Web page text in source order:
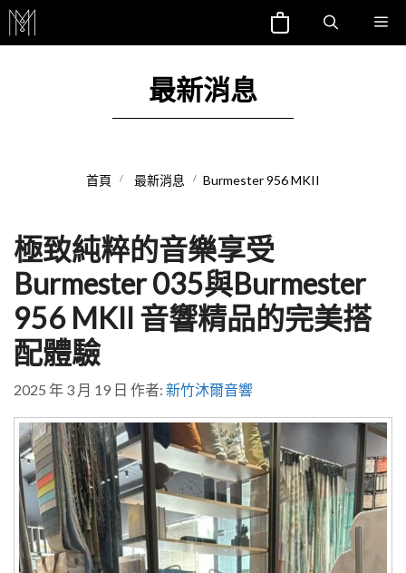
跳
至
最新消息
首頁 最新消息 Burmester 956 MKII
極致純粹的音樂享受
Burmester 035與Burmester
956 MKII 音響精品的完美搭
配體驗
2025 年 3 月 19 日 作者: 新竹沐爾音響